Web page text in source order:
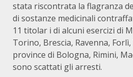
stata riscontrata la flagranza
di sostanze medicinali
11 titolar i di alcuni esercizi di
Torino, Brescia, Ravenna,
province di Bologna, Rimini,
sono scattati gli arresti.